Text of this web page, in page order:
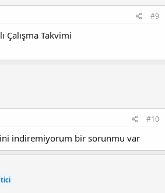
#9
Çalışma Takvimi
#10
indiremiyorum bir sorunmu var